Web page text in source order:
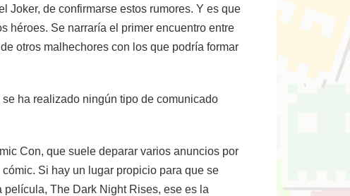
Joker, de confirmarse estos rumores. Y es que
héroes. Se narraría el primer encuentro entre
otros malhechores con los que podría formar
ha realizado ningún tipo de comunicado
Con, que suele deparar varios anuncios por
Si hay un lugar propicio para que se
The Dark Night Rises, ese es la